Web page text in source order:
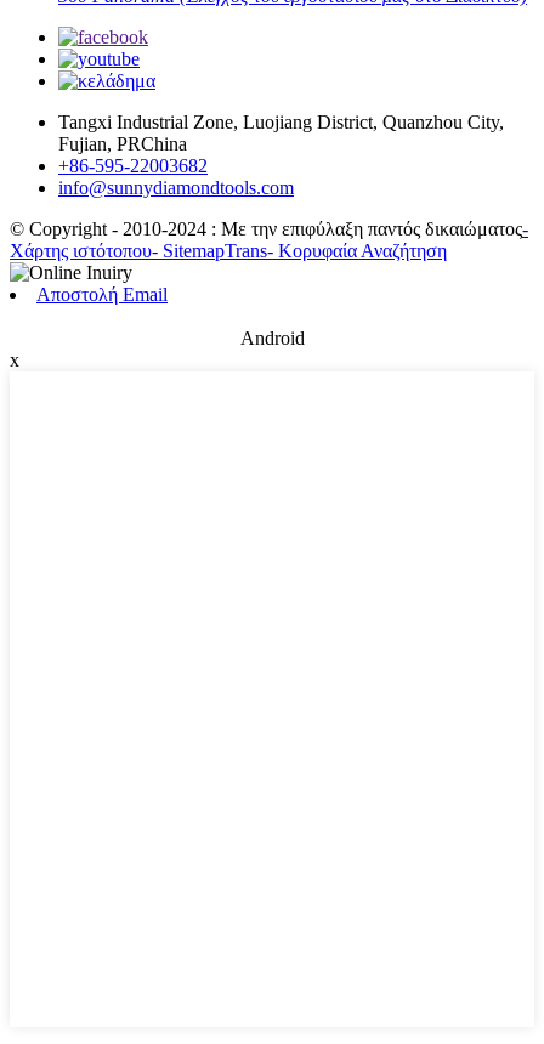
Tangxi Industrial Zone, Luojiang District, Quanzhou City,
Fujian, PRChina
+86-595-22003682
info@sunnydiamondtools.com
© Copyright - 2010-2024 : Με την επιφύλαξη παντός δικαιώματος-
Χάρτης ιστότοπου- SitemapTrans- Κορυφαία Αναζήτηση
Αποστολή Email
Android
x